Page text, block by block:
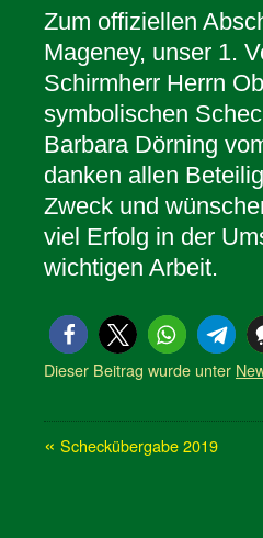
Zum offiziellen
Mageney, unser 1.
Schirmherr Herrn
symbolischen
Barbara Dörning
danken allen
Zweck und
viel Erfolg in der
wichtigen Arbeit.
Dieser Beitrag wurde unter
« Scheckübergabe 2019